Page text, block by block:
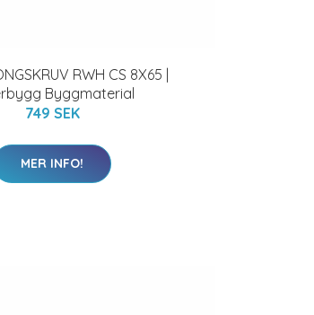
RWH CS 8X65 |
Byggmaterial
749 SEK
MER INFO!